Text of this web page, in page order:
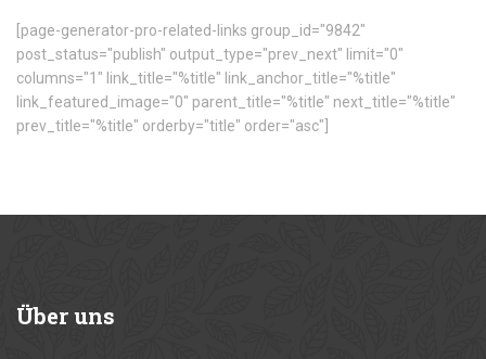
[page-generator-pro-related-links group_id="9842"
post_status="publish" output_type="prev_next" limit="0"
columns="1" link_title="%title" link_anchor_title="%title"
link_featured_image="0" parent_title="%title" next_title="%title"
prev_title="%title" orderby="title" order="asc"]
Überuns